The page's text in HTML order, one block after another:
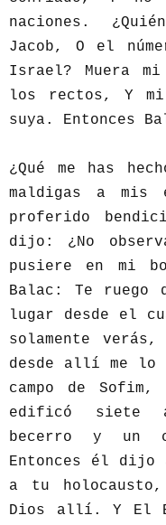
naciones.
Jacob, O el
Israel? Muera
los rectos, Y mi
suya. Entonces
¿Qué me has
maldigas a mis
proferido
dijo: ¿No
pusiere en mi
Balac: Te ruego
lugar desde el
solamente
desde allí me
campo de
edificó siete
becerro y un
Entonces él dijo
a tu
Dios allí. Y El